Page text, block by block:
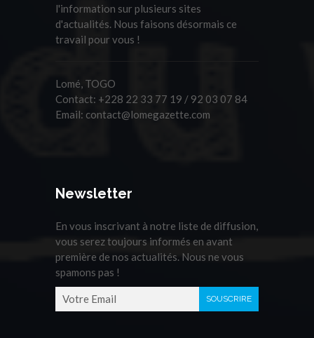
l'information sur plusieurs sites
d'actualités. Nous faisons désormais ce
travail pour vous !
Lomé, TOGO
Contact: +228 22 33 77 19 / 92 03 07 84
Email: contact@lomegazette.com
Newsletter
En vous inscrivant à notre liste de diffusion,
vous serez toujours informés en avant
première de nos actualités. Nous ne vous
spamons pas !